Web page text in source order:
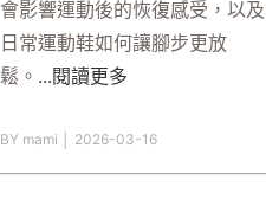
會影響運動後的恢復感受，以及
日常運動鞋如何讓腳步更放
鬆。 ...閱讀更多
BY mami │ 2026-03-16